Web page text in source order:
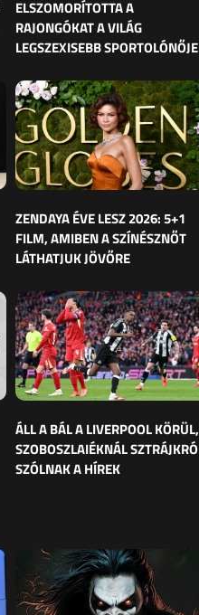
ELSZOMORÍTOTTA A
RAJONGÓKAT A VILÁG
LEGSZEXISEBB SPORTOLÓNŐJE
ZENDAYA ÉVE LESZ 2026: 5+1
FILM, AMIBEN A SZÍNÉSZNŐT
LÁTHATJUK JÖVŐRE
ÁLL A BÁL A LIVERPOOL KÖRÜL,
SZOBOSZLAIÉKNÁL
SZÓLNAK A HÍREK